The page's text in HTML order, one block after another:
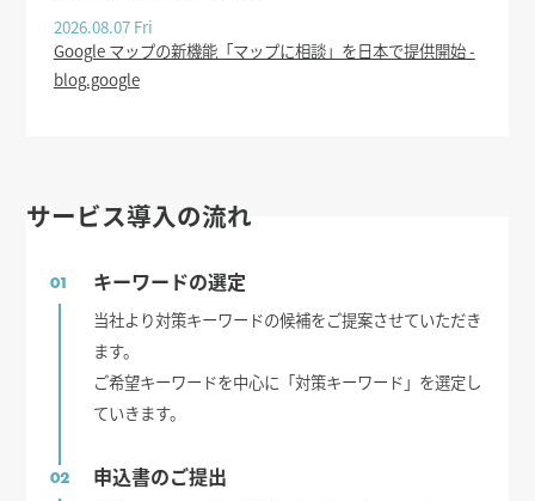
2026.08.07 Fri
Google マップの新機能「マップに相談」を日本で提供開始 -
blog.google
サービス導入の流れ
01 キーワードの選定
当社より対策キーワードの候補をご提案させていただき
ます。
ご希望キーワードを中心に「対策キーワード」を選定し
ていきます。
02 申込書のご提出